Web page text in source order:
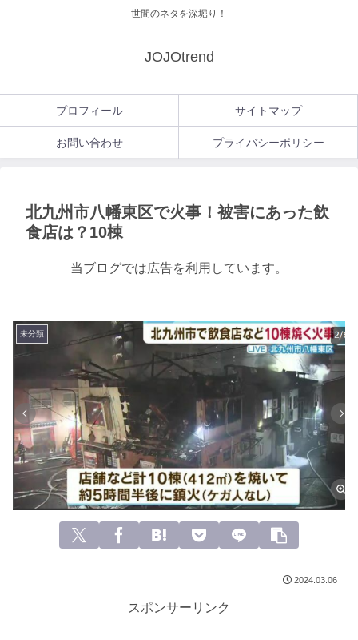
世間のネタを深堀り！
JOJOtrend
プロフィール サイトマップ
お問い合わせ プライバシーポリシー
北九州市八幡東区で火事！被害にあった飲
食店は？10棟
当ブログでは広告を利用しています。
未分類
2024.03.06
スポンサーリンク